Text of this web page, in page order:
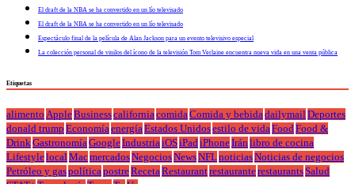
El draft de la NBA se ha convertido en un lío televisado
El draft de la NBA se ha convertido en un lío televisado
Espectáculo final de la película de Alan Jackson para un evento televisivo especial
La colección personal de vinilos del ícono de la televisión Tom Verlaine encuentra nueva vida en una venta pública
Etiquetas
alimento AppleBusinesscaliforniacomidaComida y bebidadailymailDeportes
donald trump EconomíaenergíaEstados Unidosestilo de vidaFoodFood &
DrinkGastronomíaGoogleIndustriaiOSiPadiPhoneIránlibro de cocina
LifestylelocalMacmercadosNegociosNewsNFLnoticiasNoticias de negocios
Petróleo y gaspolíticapostreRecetaRestaurantrestauranterestaurantsSalud